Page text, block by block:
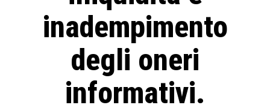
inadempimento
degli oneri
informativi.